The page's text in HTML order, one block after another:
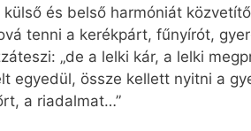
és belső harmóniát
tenni a kerékpárt, fűnyírót,
„de a lelki kár, a lelki
egyedül, össze kellett nyitni a
a riadalmat…”